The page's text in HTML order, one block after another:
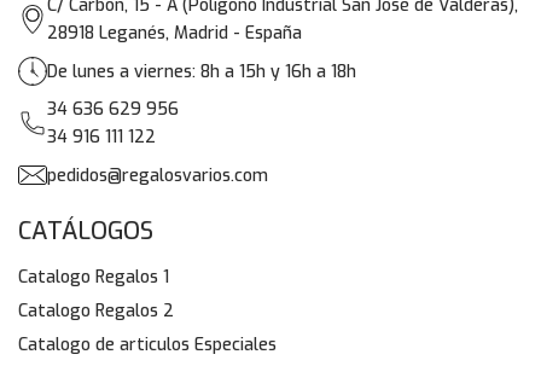
C/ Carbón, 15 - A (Polígono Industrial San José de Valderas),
28918 Leganés, Madrid - España
De lunes a viernes: 8h a 15h y 16h a 18h
34 636 629 956
34 916 111 122
pedidos@regalosvarios.com
CATÁLOGOS
Catalogo Regalos 1
Catalogo Regalos 2
Catalogo de articulos Especiales